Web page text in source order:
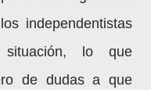
independentistas
situación, lo que
de dudas a que